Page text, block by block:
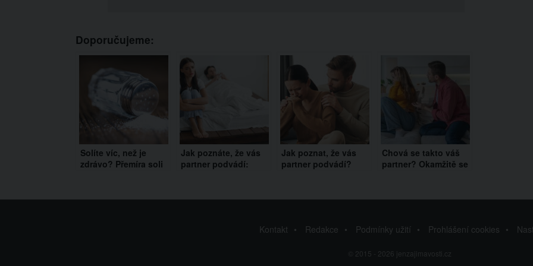
Doporučujeme:
Solíte víc, než je
zdrávo? Přemíra soli
zuby
Jak poznáte, že vás
partner podvádí:
Kinga si všímejte
Jak poznat, že vás
partner podvádí?
Chová se takto váš
partner? Okamžitě se
Kontakt Redakce Podmínky užití Prohlášení cookies
© 2015 - 2026 jenzajimavosti.cz